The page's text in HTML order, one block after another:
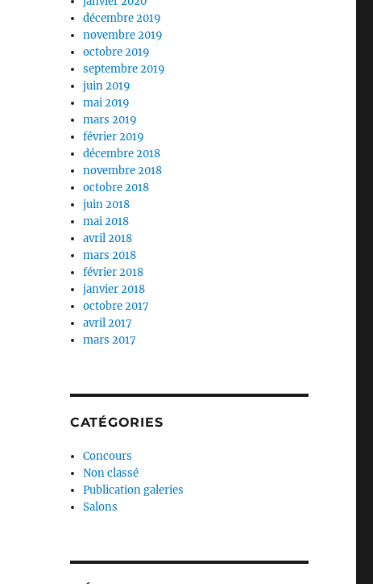
décembre 2019
novembre 2019
octobre 2019
septembre 2019
juin 2019
mai 2019
mars 2019
février 2019
décembre 2018
novembre 2018
octobre 2018
juin 2018
mai 2018
avril 2018
mars 2018
février 2018
janvier 2018
octobre 2017
avril 2017
mars 2017
CATÉGORIES
Concours
Non classé
Publication galeries
Salons